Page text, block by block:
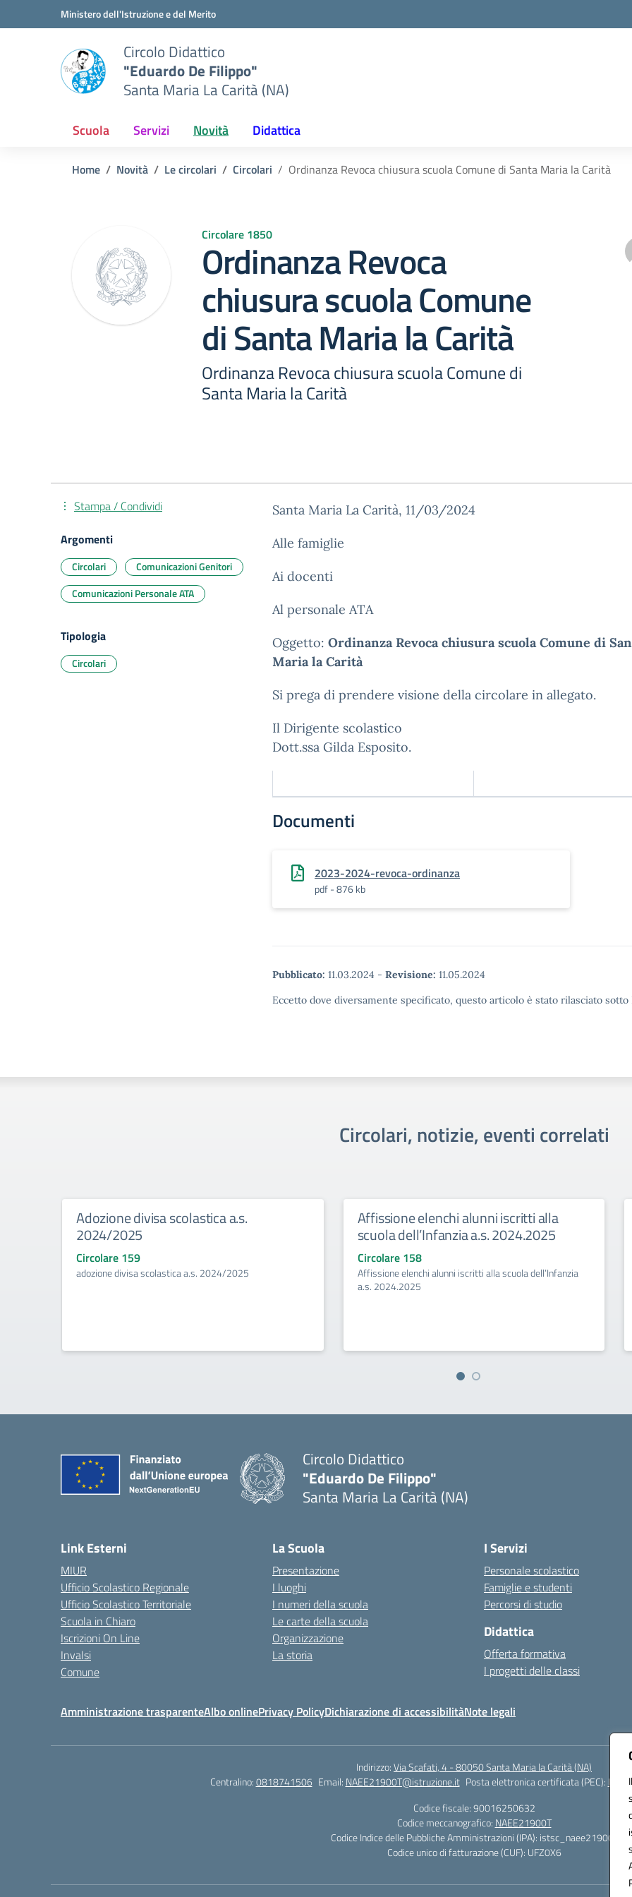
Vai ai contenuti
Vai al menu di navigazioneMinistero dell'Istruzione e del Merito
Circolo Didattico
"Eduardo De Filippo"
Santa Maria La Carità (NA)
Scuola Servizi Novità Didattica
Home Novità Le circolari Circolari Ordinanza Revoca chiusura scuola Comune di Santa Maria la Carità
Circolare 1850
Ordinanza Revoca
chiusura scuola Comune
di Santa Maria la Carità
Ordinanza Revoca chiusura scuola Comune di
Santa Maria la Carità
Santa Maria La Carità, 11/03/2024
Alle famiglie
Ai docenti
Al personale ATA
Oggetto: Ordinanza Revoca chiusura scuola Comune di
Maria la Carità
Si prega di prendere visione della circolare in allegato.
Il Dirigente scolastico
Dott.ssa Gilda Esposito.
Documenti
2023-2024-revoca-ordinanza
pdf - 876 kb
Pubblicato: 11.03.2024 - Revisione: 11.05.2024
Eccetto dove diversamente specificato, questo articolo è stato rilasciato
Stampa / Condividi
Argomenti
Circolari
Comunicazioni Genitori
Comunicazioni Personale ATA
Tipologia
Circolari
Circolari, notizie, eventi correlati
Adozione divisa scolastica a.s.
2024/2025
Circolare 159
adozione divisa scolastica a.s. 2024/2025
Affissione elenchi alunni iscritti alla
scuola dell’Infanzia a.s. 2024.2025
Circolare 158
Affissione elenchi alunni iscritti alla scuola dell’Infanzia
a.s. 2024.2025
Circolo Didattico
"Eduardo De Filippo"
Santa Maria La Carità (NA)
Link Esterni
MIUR
Ufficio Scolastico Regionale
Ufficio Scolastico Territoriale
Scuola in Chiaro
Iscrizioni On Line
Invalsi
Comune
La Scuola
Presentazione
I luoghi
I numeri della scuola
Le carte della scuola
Organizzazione
La storia
I Servizi
Personale scolastico
Famiglie e studenti
Percorsi di studio
Didattica
Offerta formativa
I progetti delle classi
Amministrazione trasparenteAlbo onlinePrivacy PolicyDichiarazione di accessibilitàNote legali
Indirizzo:Via Scafati, 4 - 80050 Santa Maria la Carità (NA)
Centralino:0818741506 Email: NAEE21900T@istruzione.it Posta elettronica certificata (PEC):
Codice fiscale: 90016250632
Codice meccanografico: NAEE21900T
Codice Indice delle Pubbliche Amministrazioni (IPA): istsc_naee21900t
Codice unico di fatturazione (CUF): UFZ0X6